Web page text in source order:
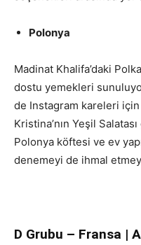
Polonya
Madinat Khalifa’daki
dostu yemekleri
de Instagram kareleri
Kristina’nın Yeşil
Polonya köftesi ve ev
denemeyi de ihmal
D Grubu – Fransa |